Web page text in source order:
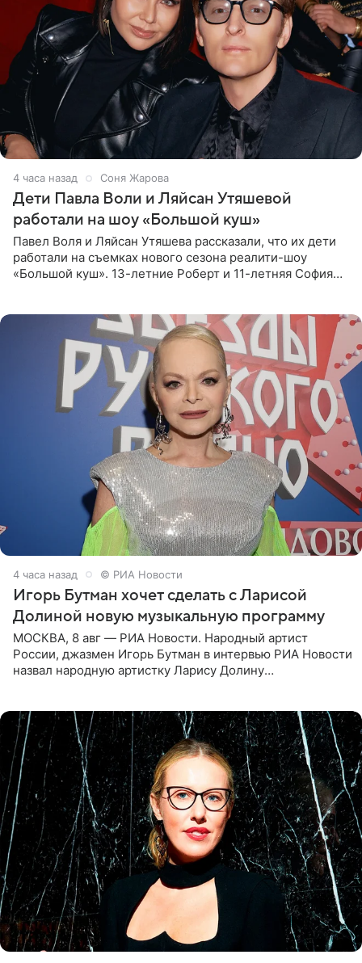
4 часа назад Соня Жарова
Дети Павла Воли и Ляйсан Утяшевой
работали на шоу «Большой куш»
Павел Воля и Ляйсан Утяшева рассказали, что их дети
работали на съемках нового сезона реалити-шоу
«Большой куш». 13-летние Роберт и 11-летняя София
4 часа назад © РИА Новости
Игорь Бутман хочет сделать с Ларисой
Долиной новую музыкальную программу
МОСКВА, 8 авг — РИА Новости. Народный артист
России, джазмен Игорь Бутман в интервью РИА Новости
назвал народную артистку Ларису Долину